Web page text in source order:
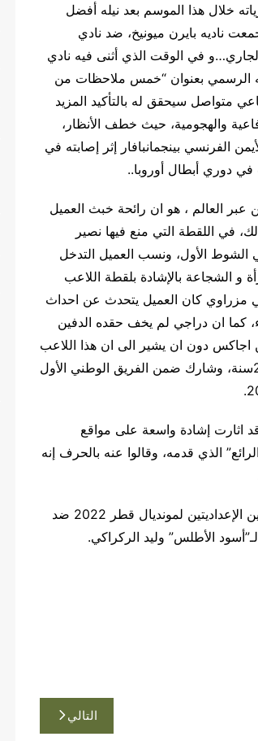
خلال هذا الموسم بعد نيله أفضل
التي جمعت ناديه بايرن ميونيخ، ضد نادي
احتضنها ملعب ميونيخ ليلة أمس الثلاثاء 13 شتنبر الجاري…و في الوقت الذي أثنى فيه نادي
الرسمي بعنوان “خمس ملاحظات من
متواصل سيحقق له بالتأكيد المزيد
والهجومية، حيث خطف الأنظار،
الفرنسي بينجمانبافار إثر إصابته في
عبر العالم ، هو ان رائحة خبث العميل
في اللقطة التي منع فيها نصير
الأول، ونسب العميل التدخل
الشجاعة بالإشادة بلقطة اللاعب
مزراوي كان العميل يتحدث عن احداث
كما ان دراجي لم يخف حقده الدفين
اجاكس دون ان يشير الى ان هذا اللاعب
هو مغربي قح ابن مدينة تطوان لعب للمنتخب الوطني المغربي لأقل من 20سنة، وشارك ضمن الفريق الوطني الأول
اثارت إشادة واسعة على مواقع
الذي قدمه، وقالوا عنه بالحرف إنه
يشار إلى أن نصير مزراوي سيشارك في تشكيلة المنتخب المغربي للمباراتين الإعداديتين لمونديال قطر 2022 ضد
الأطلس” وليد الركراكي.
التالي